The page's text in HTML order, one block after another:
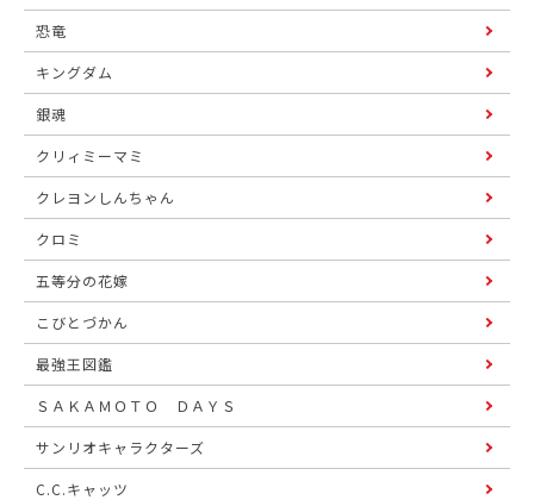
恐竜
キングダム
銀魂
クリィミーマミ
クレヨンしんちゃん
クロミ
五等分の花嫁
こびとづかん
最強王図鑑
ＳＡＫＡＭＯＴＯ ＤＡＹＳ
サンリオキャラクターズ
C.C.キャッツ